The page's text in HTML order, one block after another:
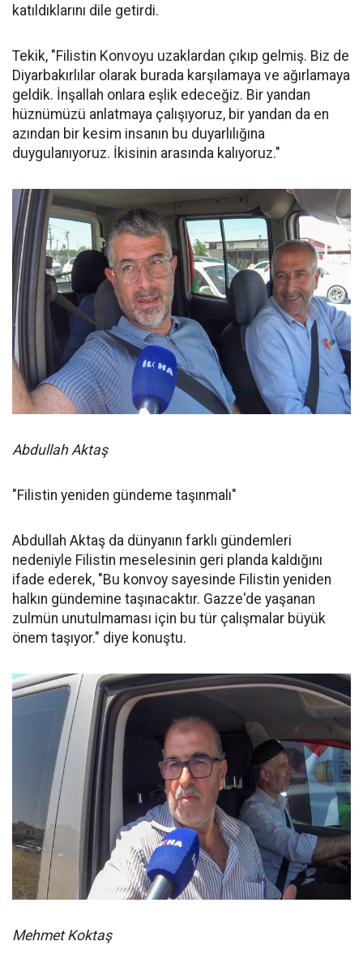
katıldıklarını dile getirdi.
Tekik, "Filistin Konvoyu uzaklardan çıkıp gelmiş. Biz de
Diyarbakırlılar olarak burada karşılamaya ve ağırlamaya
geldik. İnşallah onlara eşlik edeceğiz. Bir yandan
hüznümüzü anlatmaya çalışıyoruz, bir yandan da en
azından bir kesim insanın bu duyarlılığına
duygulanıyoruz. İkisinin arasında kalıyoruz."
Abdullah Aktaş
"Filistin yeniden gündeme taşınmalı"
Abdullah Aktaş da dünyanın farklı gündemleri
nedeniyle Filistin meselesinin geri planda kaldığını
ifade ederek, "Bu konvoy sayesinde Filistin yeniden
halkın gündemine taşınacaktır. Gazze'de yaşanan
zulmün unutulmaması için bu tür çalışmalar büyük
önem taşıyor." diye konuştu.
Mehmet Koktaş